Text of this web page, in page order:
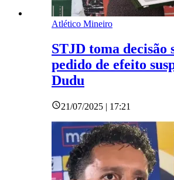
Atlético Mineiro
STJD toma decisão
pedido de efeito
Dudu
21/07/2025 | 17:21